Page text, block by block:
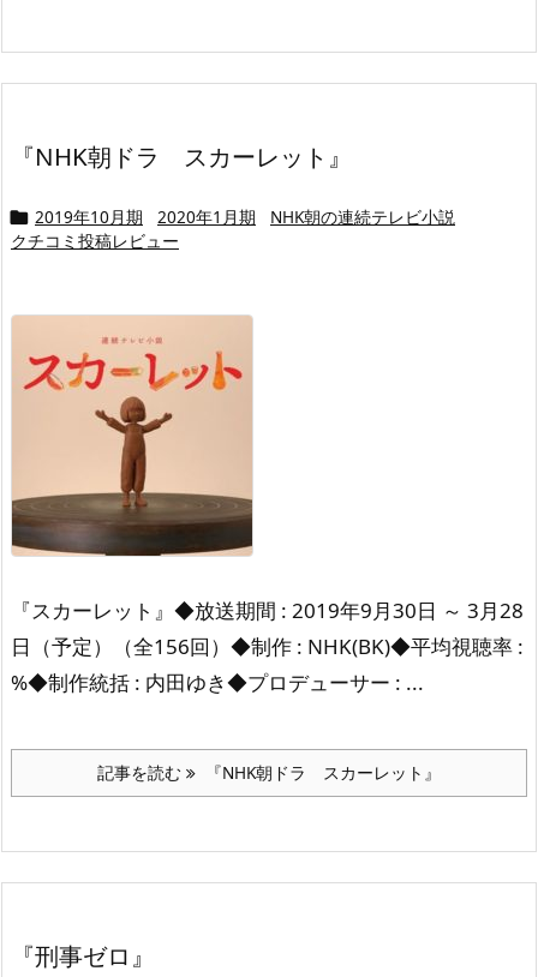
『NHK朝ドラ スカーレット』
 2019年10月期 2020年1月期
NHK朝の連続テレビ小説
クチコミ投稿レビュー
『スカーレット』 ◆放送期間 : 2019年9月30日 ～ 3月28
日
（予定）（全156回） ◆制作 : NHK(BK)◆平均視聴率 :
%◆制作統括 : 内田ゆき◆プロデューサー : ...
記事を読む 『NHK朝ドラ スカーレット』
『刑事ゼロ』